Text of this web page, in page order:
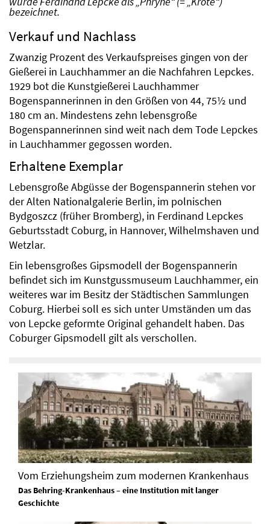
bezeichnet.
Verkauf und Nachlass
Zwanzig Prozent des Verkaufspreises gingen von der
Gießerei in Lauchhammer an die Nachfahren Lepckes.
1929 bot die Kunstgießerei Lauchhammer
Bogenspannerinnen in den Größen von 44, 75½ und
180 cm an. Mindestens zehn lebensgroße
Bogenspannerinnen sind weit nach dem Tode Lepckes
in Lauchhammer gegossen worden.
Erhaltene Exemplar
Lebensgroße Abgüsse der Bogenspannerin stehen vor
der Alten Nationalgalerie Berlin, im polnischen
Bydgoszcz (früher Bromberg), in Ferdinand Lepckes
Geburtsstadt Coburg, in Hannover, Wilhelmshaven und
Wetzlar.
Ein lebensgroßes Gipsmodell der Bogenspannerin
befindet sich im Kunstgussmuseum Lauchhammer, ein
weiteres war im Besitz der Städtischen Sammlungen
Coburg. Hierbei soll es sich unter Umständen um das
von Lepcke geformte Original gehandelt haben. Das
Coburger Gipsmodell gilt als verschollen.
Vom Erziehungsheim zum modernen Krankenhaus
Das Behring-Krankenhaus – eine Institution mit langer
Geschichte